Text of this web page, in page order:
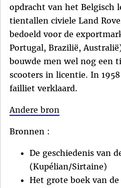
opdracht van het Belgisch
tientallen civiele Land
bedoeld voor de
Portugal, Brazilië,
bouwde men wel nog een
scooters in licentie. In
failliet verklaard.
Andere bron
Bronnen :
De geschiedenis van
(Kupélian/Sirtaine)
Het grote boek van